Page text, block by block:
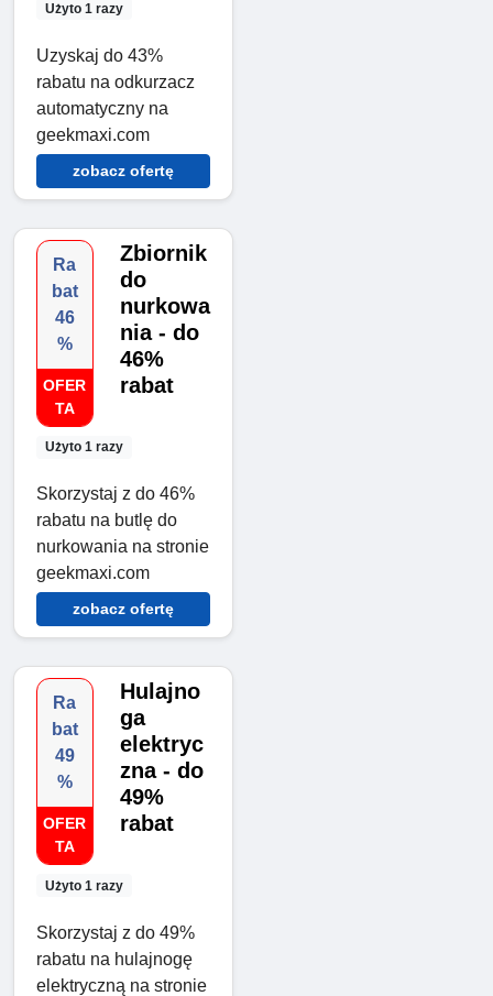
Użyto 1 razy
Uzyskaj do 43%
rabatu na odkurzacz
automatyczny na
geekmaxi.com
zobacz ofertę
Ra
bat
46
%
OFER
TA
Użyto 1 razy
Zbiornik
do
nurkowa
nia - do
46%
rabat
Skorzystaj z do 46%
rabatu na butlę do
nurkowania na stronie
geekmaxi.com
zobacz ofertę
Ra
bat
49
%
OFER
TA
Użyto 1 razy
Hulajno
ga
elektryc
zna - do
49%
rabat
Skorzystaj z do 49%
rabatu na hulajnogę
elektryczną na stronie